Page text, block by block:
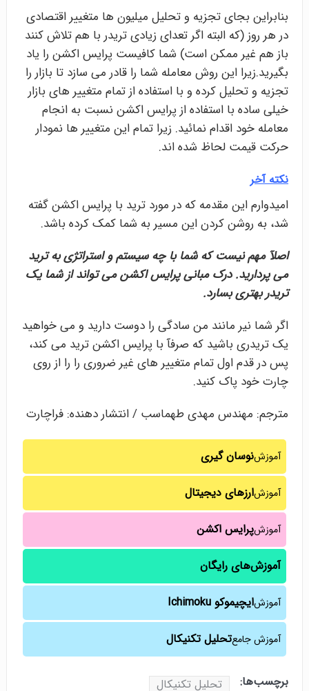
بنابراین بجای تجزیه و تحلیل میلیون ها متغییر اقتصادی
در هر روز (که البته اگر تعدای زیادی تریدر با هم تلاش کنند
باز هم غیر ممکن است) شما کافیست پرایس اکشن را یاد
بگیرید.زیرا این روش معامله شما را قادر می سازد تا بازار را
تجزیه و تحلیل کرده و با استفاده از تمام متغییر های بازار
خیلی ساده با استفاده از پرایس اکشن نسبت به انجام
معامله خود اقدام نمائید. زیرا تمام این متغییر ها نمودار
حرکت قیمت لحاظ شده اند.
نکته آخر
امیدوارم این مقدمه که در مورد ترید با پرایس اکشن گفته
شد، به روشن کردن این مسیر به شما کمک کرده باشد.
اصلآ مهم نیست که شما با چه سیستم و استراتژی به ترید
می پردارید. درک مبانی پرایس اکشن می تواند از شما یک
تریدر بهتری بسارد.
اگر شما نیر مانند من سادگی را دوست دارید و می خواهید
یک تریدری باشید که صرفآ با پرایس اکشن ترید می کند،
پس در قدم اول تمام متغییر های غیر ضروری را را از روی
چارت خود پاک کنید.
مترجم: مهندس مهدی طهماسب / انتشار دهنده: فراچارت
آموزشنوسان گیری
آموزشارزهای دیجیتال
آموزشپرایس اکشن
آموزش‌های رایگان
آموزشایچیموکو Ichimoku
آموزش جامعتحلیل تکنیکال
برچسب‌ها: تحلیل تکنیکال